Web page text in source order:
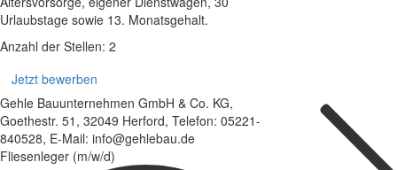
Urlaubstage sowie 13. Monatsgehalt.
Anzahl der Stellen: 2
Jetzt bewerben
Gehle Bauunternehmen GmbH & Co. KG,
Goethestr. 51, 32049 Herford, Telefon: 05221-
840528, E-Mail: info@gehlebau.de
Fliesenleger (m/w/d)